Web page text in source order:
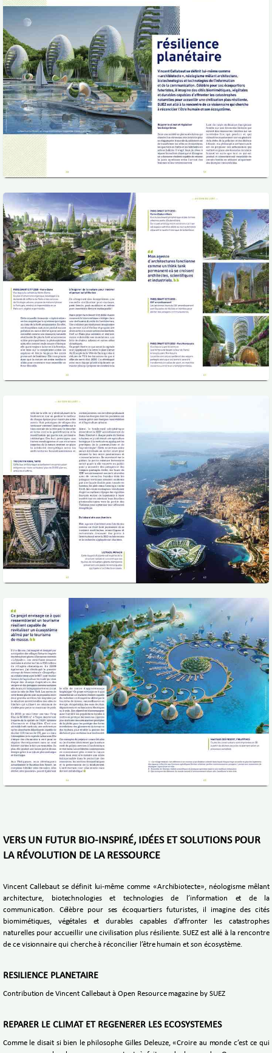
VERS UN FUTUR BIO-INSPIRÉ, IDÉES ET SOLUTIONS POUR
LA RÉVOLUTION DE LA RESSOURCE
Vincent Callebaut se définit lui-même comme «Archibiotecte», néologisme mêlant
architecture, biotechnologies et technologies de l’information et de la
communication. Célèbre pour ses écoquartiers futuristes, il imagine des cités
biomimétiques, végétales et durables capables d’affronter les catastrophes
naturelles pour accueillir une civilisation plus résiliente. SUEZ est allé à la rencontre
de ce visionnaire qui cherche à réconcilier l’être humain et son écosystème.
RESILIENCE PLANETAIRE
Contribution de Vincent Callebaut à Open Resource magazine by SUEZ
REPARER LE CLIMAT ET REGENERER LES ECOSYSTEMES
Comme le disait si bien le philosophe Gilles Deleuze, «Croire au monde c’est ce qui